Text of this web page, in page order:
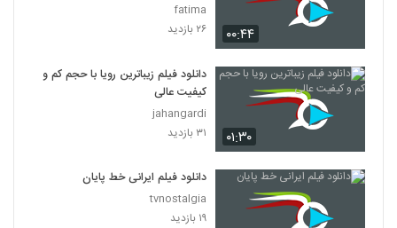
۰۰:۴۴
fatima
۲۶ بازدید
۰۱:۳۰
دانلود فیلم زیباترین رویا با حجم کم و
کیفیت عالی
jahangardi
۳۱ بازدید
دانلود فیلم ایرانی خط پایان
tvnostalgia
۱۹ بازدید